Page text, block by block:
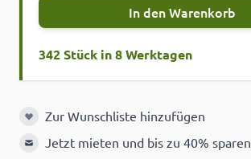
In den Warenkorb
342 Stück in 8 Werktagen
Zur Wunschliste hinzufügen
Zur Wunschliste hinzufügen
Jetzt mieten und bis zu 40% sparen